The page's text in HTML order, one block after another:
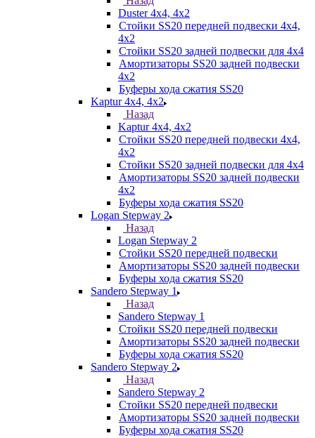
Duster 4х4, 4x2
Стойки SS20 передней подвески 4х4,
4x2
Стойки SS20 задней подвески для 4х4
Амортизаторы SS20 задней подвески
4х2
Буферы хода сжатия SS20
Kaptur 4х4, 4х2
Назад
Kaptur 4х4, 4х2
Стойки SS20 передней подвески 4х4,
4x2
Стойки SS20 задней подвески для 4х4
Амортизаторы SS20 задней подвески
4х2
Буферы хода сжатия SS20
Logan Stepway 2
Назад
Logan Stepway 2
Стойки SS20 передней подвески
Амортизаторы SS20 задней подвески
Буферы хода сжатия SS20
Sandero Stepway 1
Назад
Sandero Stepway 1
Стойки SS20 передней подвески
Амортизаторы SS20 задней подвески
Буферы хода сжатия SS20
Sandero Stepway 2
Назад
Sandero Stepway 2
Стойки SS20 передней подвески
Амортизаторы SS20 задней подвески
Буферы хода сжатия SS20